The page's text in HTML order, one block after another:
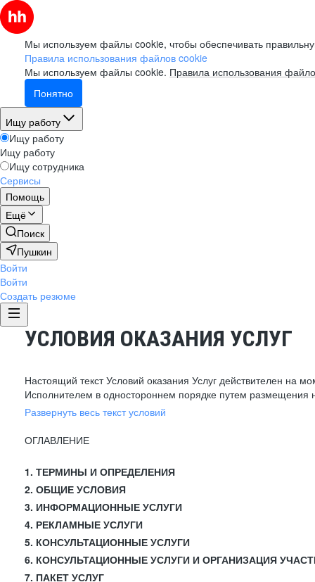
Мы используем файлы cookie, чтобы обеспечивать
Правила использования файлов cookie
Мы используем файлы cookie. Правила использования
Понятно
Ищу работу
Ищу работу
Ищу работу
Ищу сотрудника
Сервисы
Помощь
Ещё
Поиск
Пушкин
Войти
Войти
Создать резюме
УСЛОВИЯ ОКАЗАНИЯ УСЛУГ
Настоящий текст Условий оказания Услуг действителен на
Исполнителем в одностороннем порядке путем размещения
Развернуть весь текст условий
ОГЛАВЛЕНИЕ
1. ТЕРМИНЫ И ОПРЕДЕЛЕНИЯ
2. ОБЩИЕ УСЛОВИЯ
3. ИНФОРМАЦИОННЫЕ УСЛУГИ
4. РЕКЛАМНЫЕ УСЛУГИ
5. КОНСУЛЬТАЦИОННЫЕ УСЛУГИ
6. КОНСУЛЬТАЦИОННЫЕ УСЛУГИ И ОРГАНИЗАЦИЯ
7. ПАКЕТ УСЛУГ